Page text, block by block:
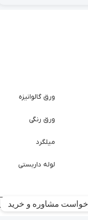
ورق گالوانیزه
ورق رنگی
میلگرد
لوله داربستی
متعلق به شرکت تجارت
مشاوره و خرید